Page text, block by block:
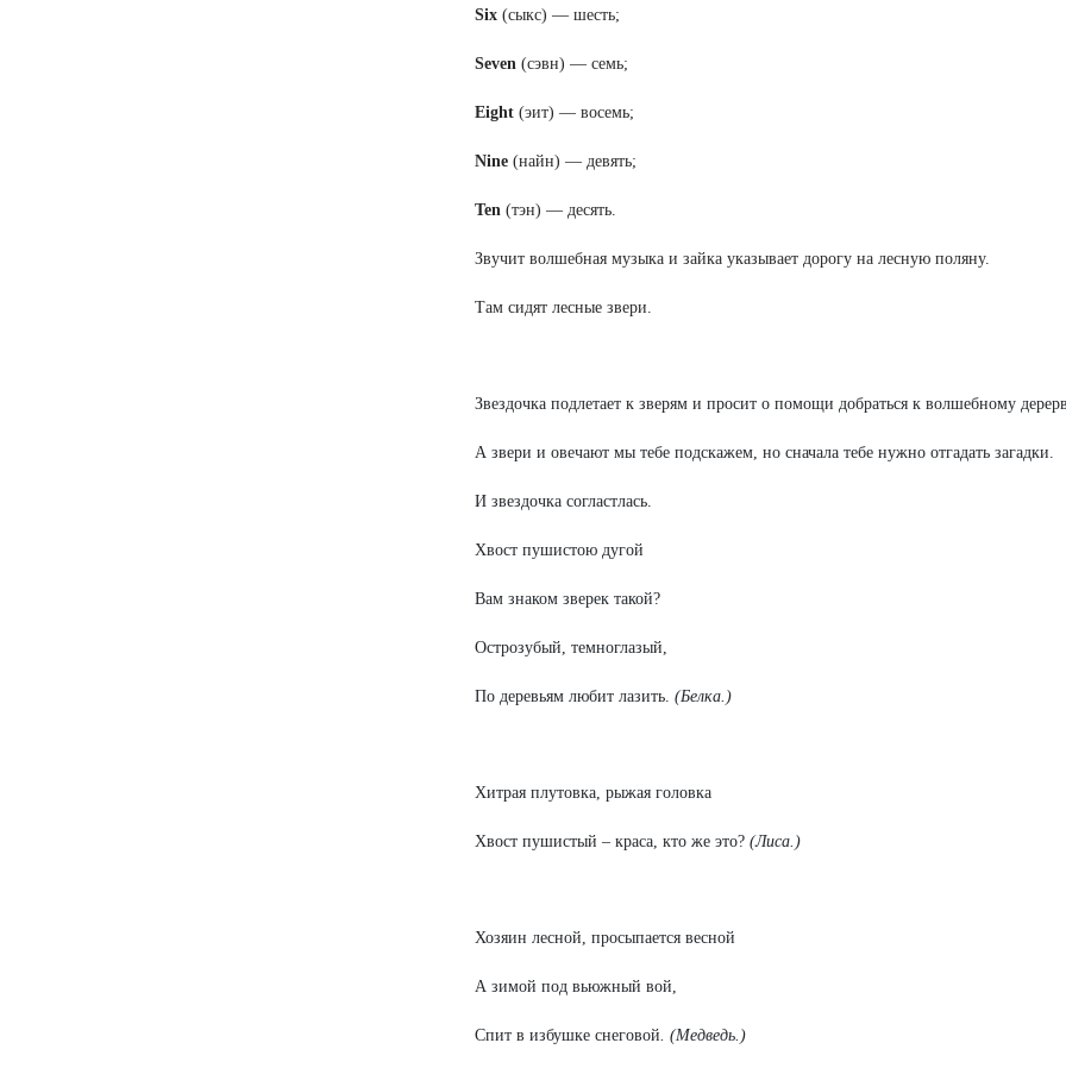
Six (сыкс) — шесть;
Seven (сэвн) — семь;
Eight (эит) — восемь;
Nine (найн) — девять;
Ten (тэн) — десять.
Звучит волшебная музыка и зайка указывает дорогу на лесную поляну.
Там сидят лесные звери.
Звездочка подлетает к зверям и просит о помощи добраться к волшебному
А звери и овечают мы тебе подскажем, но сначала тебе нужно отгадать загадки.
И звездочка согластлась.
Хвост пушистою дугой
Вам знаком зверек такой?
Острозубый, темноглазый,
По деревьям любит лазить. (Белка.)
Хитрая плутовка, рыжая головка
Хвост пушистый – краса, кто же это? (Лиса.)
Хозяин лесной, просыпается весной
А зимой под вьюжный вой,
Спит в избушке снеговой. (Медведь.)